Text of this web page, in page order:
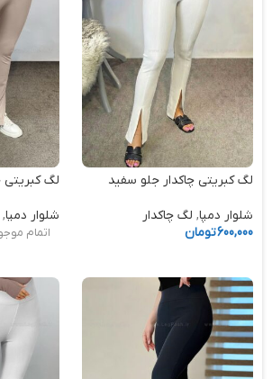
لگ کبریتی چاکدار جلو سفید
شلوار دمپا, لگ چاکدار
600,000تومان
لگ کبریتی
شلوار دمپا,
اتمام